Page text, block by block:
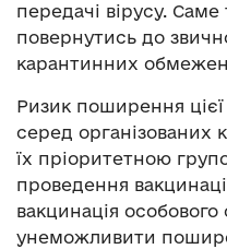
передачі вірусу.
повернутись до
карантинних
Ризик поширення
серед організованих
їх пріоритетною
проведення
вакцинація
унеможливити